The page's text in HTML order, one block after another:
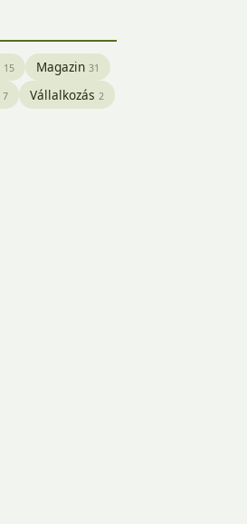
15 Magazin 31
7 Vállalkozás 2